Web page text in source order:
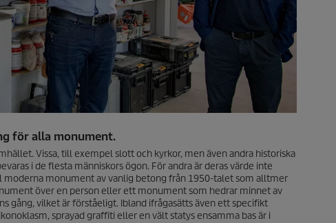
för alla monument.
Vissa, till exempel slott och kyrkor, men även andra historiska
i de flesta människors ögon. För andra är deras värde inte
monument av vanlig betong från 1950-talet som alltmer
över en person eller ett monument som hedrar minnet av
gång, vilket är förståeligt. Ibland ifrågasätts även ett specifikt
sprayad graffiti eller en vält statys ensamma bas är i